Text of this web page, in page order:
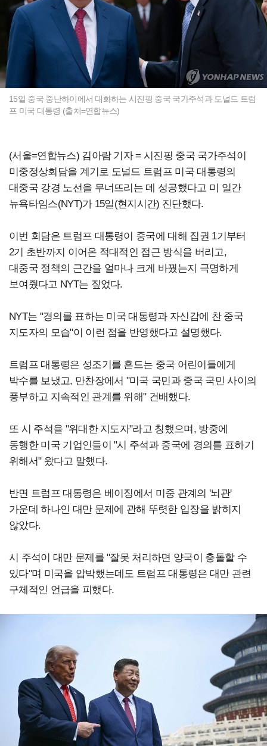
15일 중국 중난하이에서 대화하는 시진핑 중국 국가주석과 도널드 트럼
프 미국 대통령 (출처=연합뉴스)
(서울=연합뉴스) 김아람 기자 = 시진핑 중국 국가주석이
미중정상회담을 계기로 도널드 트럼프 미국 대통령의
대중국 강경 노선을 무너뜨리는 데 성공했다고 미 일간
뉴욕타임스(NYT)가 15일(현지시간) 진단했다.
이번 회담은 트럼프 대통령이 중국에 대해 집권 1기부터
2기 초반까지 이어온 적대적인 접근 방식을 버리고,
대중국 정책의 근간을 얼마나 크게 바꿨는지 극명하게
보여줬다고 NYT는 짚었다.
NYT는 "경의를 표하는 미국 대통령과 자신감에 찬 중국
지도자의 모습"이 이런 점을 반영했다고 설명했다.
트럼프 대통령은 성조기를 흔드는 중국 어린이들에게
박수를 보냈고, 만찬장에서 "미국 국민과 중국 국민 사이의
풍부하고 지속적인 관계를 위해" 건배했다.
또 시 주석을 "위대한 지도자"라고 칭했으며, 방중에
동행한 미국 기업인들이 "시 주석과 중국에 경의를 표하기
위해서" 왔다고 말했다.
반면 트럼프 대통령은 베이징에서 미중 관계의 '뇌관'
가운데 하나인 대만 문제에 관해 뚜렷한 입장을 밝히지
않았다.
시 주석이 대만 문제를 "잘못 처리하면 양국이 충돌할 수
있다"며 미국을 압박했는데도 트럼프 대통령은 대만 관련
구체적인 언급을 피했다.